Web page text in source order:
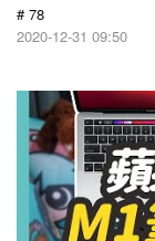
# 78
2020-12-31 09:50